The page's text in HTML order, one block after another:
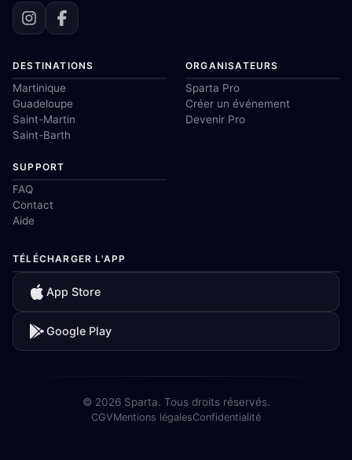
DESTINATIONS
Martinique
Guadeloupe
Saint-Martin
Saint-Barth
ORGANISATEURS
Sparta Pro
Créer un événement
Devenir Pro
SUPPORT
FAQ
Contact
Aide
TÉLÉCHARGER L'APP
App Store
Google Play
© 2026 Sparta. Tous droits réservés.
CGVMentions légalesConfidentialité